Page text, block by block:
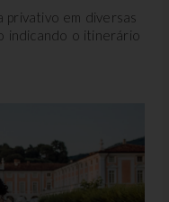
em diversas
indicando o itinerário